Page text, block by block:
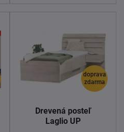
doprava
zdarma
Drevená posteľ
Laglio UP